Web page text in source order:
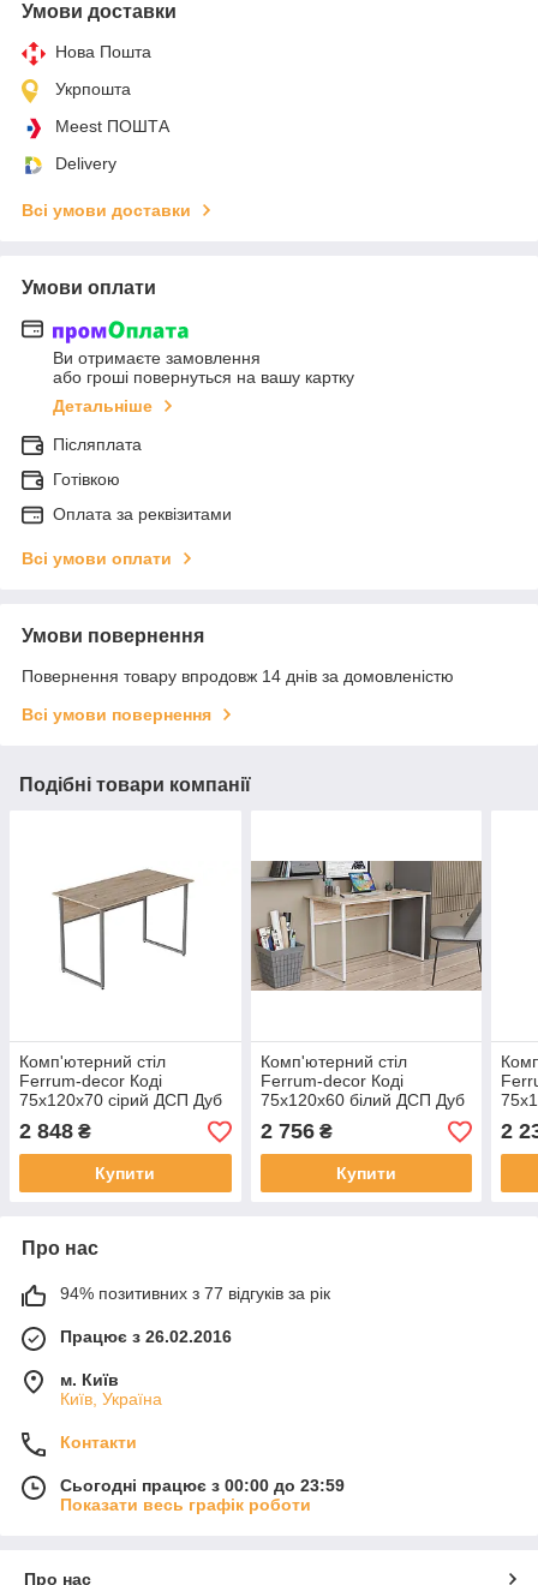
Умови доставки
Нова Пошта
Укрпошта
Meest ПОШТА
Delivery
Всі умови доставки
Умови оплати
Ви отримаєте замовлення
або гроші повернуться на вашу картку
Детальніше
Післяплата
Готівкою
Оплата за реквізитами
Всі умови оплати
Умови повернення
Повернення товару впродовж 14 днів за домовленістю
Всі умови повернення
Подібні товари компанії
Комп'ютерний стіл
Ferrum-decor Коді
75x120x70 сірий ДСП Дуб
Артізан 16мм (FRD-
101694)
2 848 ₴
Купити
Комп'ютерний стіл
Ferrum-decor Коді
75x120x60 білий ДСП Дуб
Артізан 16мм (FRD-
101194)
2 756₴
Купити
2
Про нас
94% позитивних з 77 відгуків за рік
Працює з 26.02.2016
м. Київ
Київ, Україна
Контакти
Сьогодні працює з 00:00 до 23:59
Показати весь графік роботи
Про нас